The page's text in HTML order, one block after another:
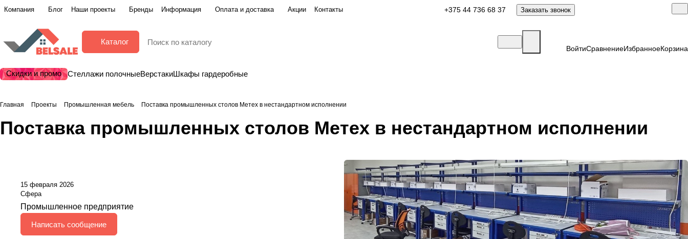
Компания Блог Наши проекты Бренды Информация Оплата и доставка Акции Контакты +375 44 736 68 37 Заказать звонок
Каталог
ВойтиСравнениеИзбранноеКорзина
Скидки и промо Стеллажи полочныеВерстакиШкафы гардеробные
Главная Проекты Промышленная мебель Поставка промышленных столов Метех в нестандартном исполнении
Поставка промышленных столов Метех в нестандартном исполнении
15 февраля 2026
Сфера
Промышленное предприятие
Написать сообщение